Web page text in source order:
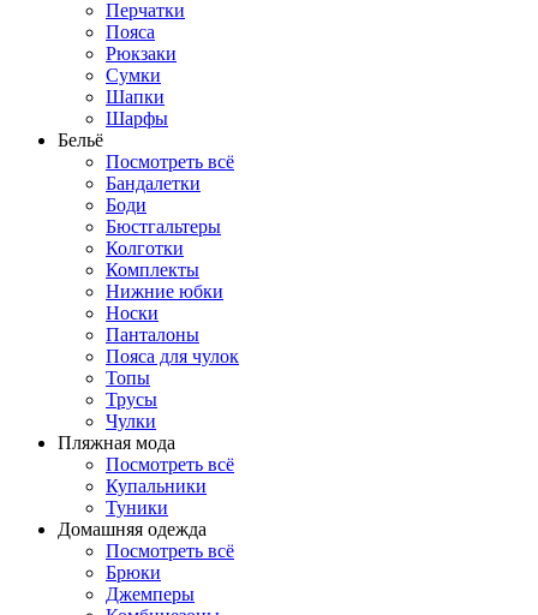
Перчатки
Пояса
Рюкзаки
Сумки
Шапки
Шарфы
Бельё
Посмотреть всё
Бандалетки
Боди
Бюстгальтеры
Колготки
Комплекты
Нижние юбки
Носки
Панталоны
Поясa для чулок
Топы
Трусы
Чулки
Пляжная мода
Посмотреть всё
Купальники
Туники
Домашняя одежда
Посмотреть всё
Брюки
Джемперы